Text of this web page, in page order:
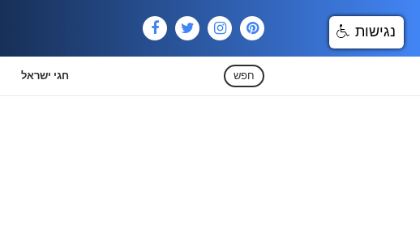
חגי ישראל חפש
נגישות